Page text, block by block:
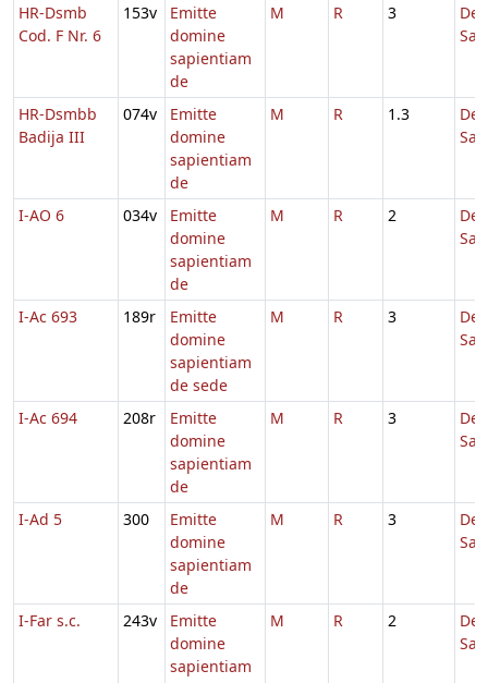
HR-Dsmb
Cod. F Nr. 6
153v
Emitte
domine
sapientiam
de
M R 3
De
HR-Dsmbb
Badija III
074v
Emitte
domine
sapientiam
de
M R 1.3
De
I-AO 6 034v
Emitte
domine
sapientiam
de
M R 2
De
I-Ac 693 189r
Emitte
domine
sapientiam
de sede
M R 3
De
I-Ac 694 208r
Emitte
domine
sapientiam
de
M R 3
De
I-Ad 5 300
Emitte
domine
sapientiam
de
M R 3
De
I-Far s.c. 243v
Emitte
domine
sapientiam
M R 2
De